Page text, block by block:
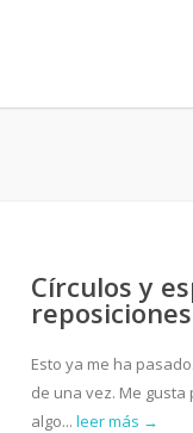
Círculos y
Esto ya me ha
de una vez. Me
algo... leer más →